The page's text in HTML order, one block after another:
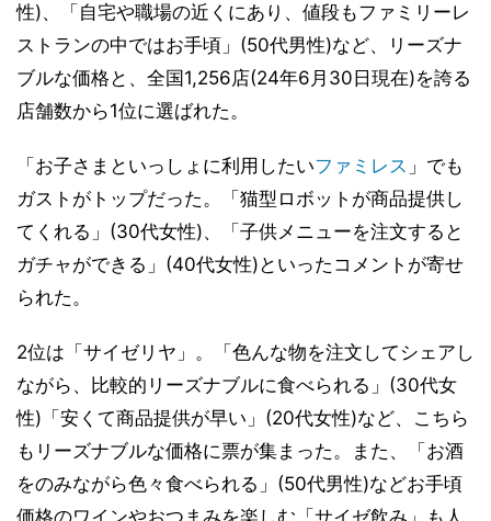
性)、「自宅や職場の近くにあり、値段もファミリーレ
ストランの中ではお手頃」(50代男性)など、リーズナ
ブルな価格と、全国1,256店(24年6月30日現在)を誇る
店舗数から1位に選ばれた。
「お子さまといっしょに利用したいファミレス 」でも
ガストがトップだった。「猫型ロボットが商品提供し
てくれる」(30代女性)、「子供メニューを注文すると
ガチャができる」(40代女性)といったコメントが寄せ
られた。
2位は「サイゼリヤ」。「色んな物を注文してシェアし
ながら、比較的リーズナブルに食べられる」(30代女
性)「安くて商品提供が早い」(20代女性)など、こちら
もリーズナブルな価格に票が集まった。また、「お酒
をのみながら色々食べられる」(50代男性)などお手頃